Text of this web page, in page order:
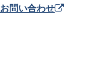
お問い合わせ